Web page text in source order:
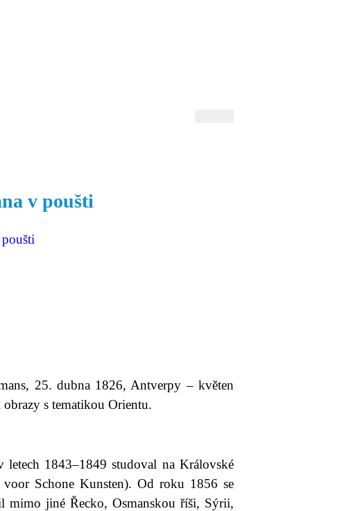
v poušti
25. dubna 1826, Antverpy – květen
s tematikou Orientu.
letech 1843–1849 studoval na Královské
Schone Kunsten). Od roku 1856 se
mimo jiné Řecko, Osmanskou říši, Sýrii,